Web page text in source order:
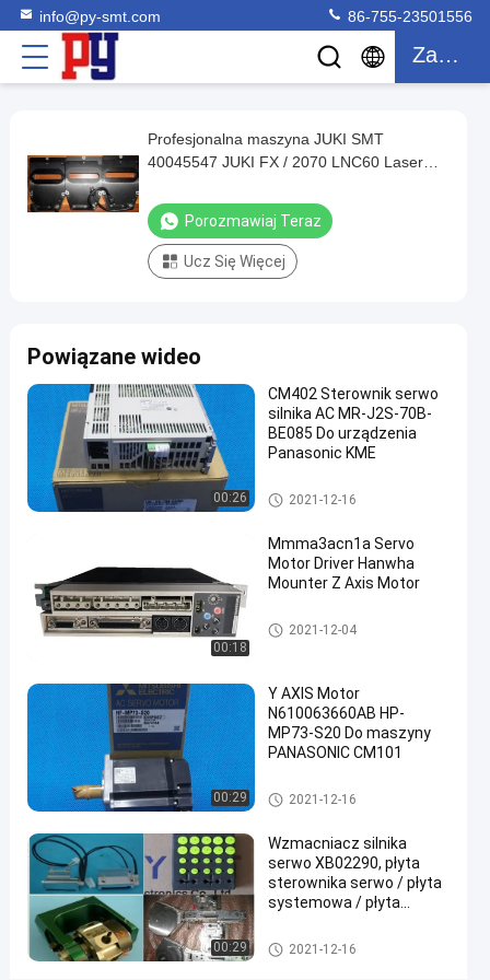
info@py-smt.com 86-755-23501556
Zacytować
Profesjonalna
maszyna
JUKI
/
2070
LNC60
Laser
MNLA
140
poglądy
teraz
Podział
#
napęd
ac
#
sterownik
silnika
panasonic
#
przemysłowy
silnik serwo
t
Profesjonalna maszyna JUKI SMT
40045547 JUKI FX / 2070 LNC60 Laser
Porozmawiaj Teraz
Ucz Się Więcej
Powiązane wideo
00:26
CM402 Sterownik serwo
silnika AC MR-J2S-70B-
BE085 Do urządzenia
Panasonic KME
Sterownik silnika serwo
2021-12-16
00:18
Mmma3acn1a Servo
Motor Driver Hanwha
Mounter Z Axis Motor
Sterownik silnika serwo
2021-12-04
00:29
Y AXIS Motor
N610063660AB HP-
MP73-S20 Do maszyny
PANASONIC CM101
Sterownik silnika serwo
2021-12-16
00:29
Wzmacniacz silnika
serwo XB02290, płyta
sterownika serwo / płyta
systemowa / płyta
Sterownik silnika serwo
2021-12-16